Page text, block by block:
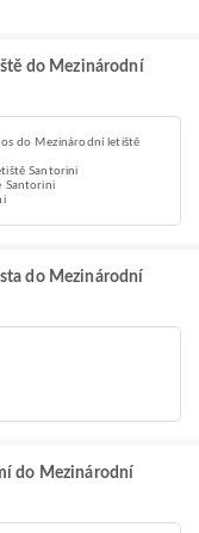
do Mezinárodní
do Mezinárodní letiště
Santorini
Santorini
do Mezinárodní
do Mezinárodní